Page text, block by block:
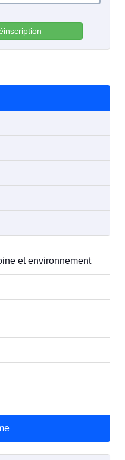
et environnement